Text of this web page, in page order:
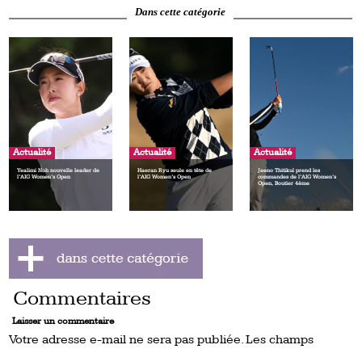
Dans cette catégorie
Actualité
Yealimi Noh nouvelle leader de
l’AIG Women’s Open
Actualité
Haeran Ryu seule en tête de
l’AIG Women’s Open
Actualité
Jeeno Thitikul prend les
commandes de l’AIG Women’s
Open, Boutier 4ème
Commentaires
Laisser un commentaire
Votre adresse e-mail ne sera pas publiée.Les champs